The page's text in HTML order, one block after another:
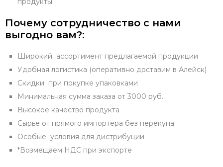
Почему сотрудничество с нами
выгодно вам?:
Широкий ассортимент предлагаемой продукции
Удобная логистика (оперативно доставим в Алейск)
Скидки при покупке упаковками
Минимальная сумма заказа от 3000 руб.
Высокое качество продукта
Сырье от прямого импортера без перекупа.
Особые условия для дистрибуции
*Возмещаем НДС при экспорте